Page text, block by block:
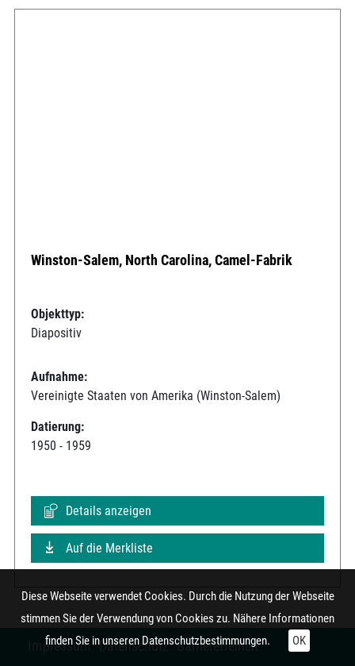
Winston-Salem, North Carolina, Camel-Fabrik
Objekttyp:
Diapositiv
Aufnahme:
Vereinigte Staaten von Amerika (Winston-Salem)
Datierung:
1950 - 1959
Details anzeigen
Auf die Merkliste
Diese Webseite verwendet Cookies. Durch die Nutzung der Webseite
stimmen Sie der Verwendung von Cookies zu. Nähere Informationen
finden Sie in unserenDatenschutzbestimmungen. OK
Impressum Datenschutz Barrierefreiheit